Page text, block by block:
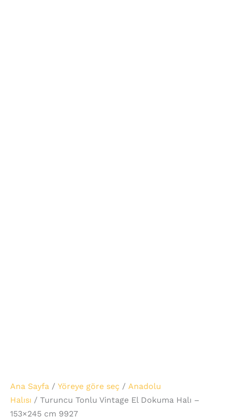
Ana Sayfa / Yöreye göre seç / Anadolu
Halısı / Turuncu Tonlu Vintage El Dokuma Halı –
153×245 cm 9927